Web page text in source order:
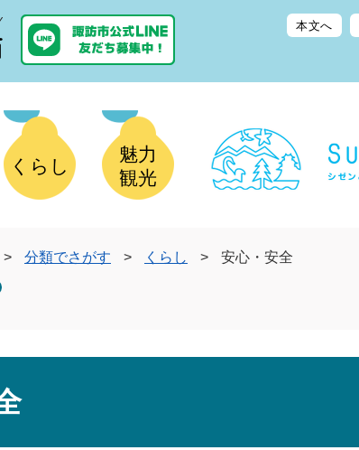
本文へ
くらし
魅力
観光
> 分類でさがす > くらし >
安心・安全